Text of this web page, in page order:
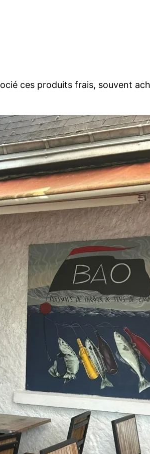
ces produits frais, souvent